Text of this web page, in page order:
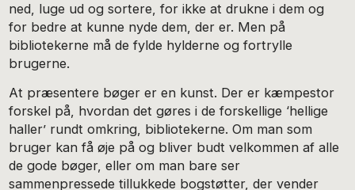
ned, luge ud og sortere, for ikke at drukne i dem og
for bedre at kunne nyde dem, der er. Men på
bibliotekerne må de fylde hylderne og fortrylle
brugerne.
At præsentere bøger er en kunst. Der er kæmpestor
forskel på, hvordan det gøres i de forskellige ‘hellige
haller’ rundt omkring, bibliotekerne. Om man som
bruger kan få øje på og bliver budt velkommen af alle
de gode bøger, eller om man bare ser
sammenpressede tillukkede bogstøtter, der vender